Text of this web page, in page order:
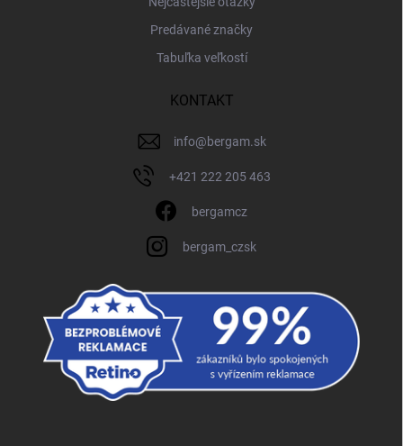
Predávané značky
Tabuľka veľkostí
KONTAKT
info@bergam.sk
+421 222 205 463
bergamcz
bergam_czsk